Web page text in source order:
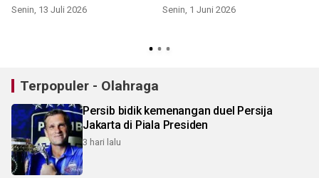
Senin, 13 Juli 2026 Senin, 1 Juni 2026
Terpopuler - Olahraga
Persib bidik kemenangan duel Persija
Jakarta di Piala Presiden
3 hari lalu